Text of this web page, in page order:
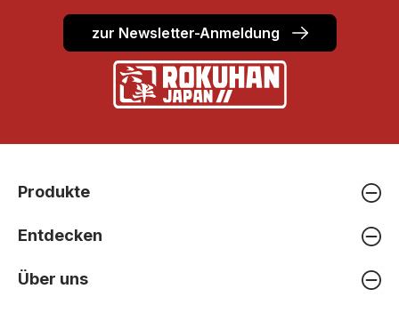
zur Newsletter-Anmeldung
Produkte
Entdecken
Über uns